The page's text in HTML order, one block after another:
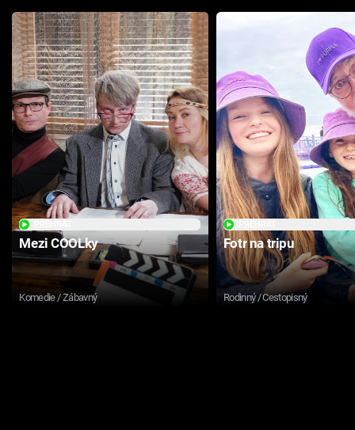
Mezi COOLky
Komedie / Zábavný
Fotr na tripu
Rodinný / Cestopisný